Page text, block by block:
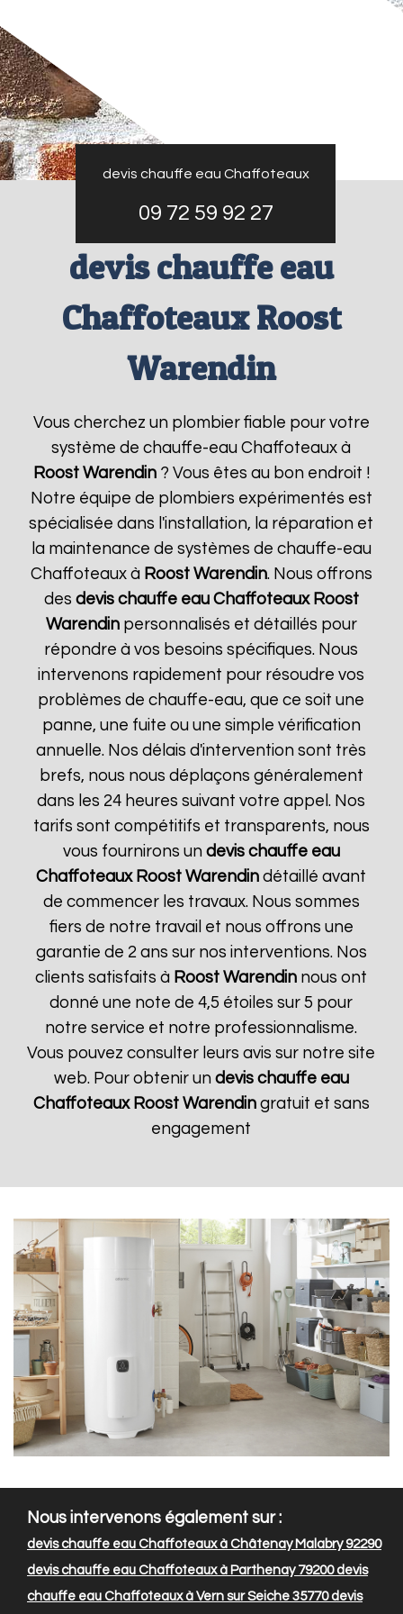
devis chauffe eau Chaffoteaux
09 72 59 92 27
devis chauffe eau
Chaffoteaux Roost
Warendin
Vous cherchez un plombier fiable pour votre
système de chauffe-eau Chaffoteaux à
Roost Warendin? Vous êtes au bon endroit !
Notre équipe de plombiers expérimentés est
spécialisée dans l'installation, la réparation et
la maintenance de systèmes de chauffe-eau
Chaffoteaux à Roost Warendin. Nous offrons
des devis chauffe eau Chaffoteaux Roost
Warendinpersonnalisés et détaillés pour
répondre à vos besoins spécifiques. Nous
intervenons rapidement pour résoudre vos
problèmes de chauffe-eau, que ce soit une
panne, une fuite ou une simple vérification
annuelle. Nos délais d'intervention sont très
brefs, nous nous déplaçons généralement
dans les 24 heures suivant votre appel. Nos
tarifs sont compétitifs et transparents, nous
vous fournirons un devis chauffe eau
Chaffoteaux Roost Warendin détaillé avant
de commencer les travaux. Nous sommes
fiers de notre travail et nous offrons une
garantie de 2 ans sur nos interventions. Nos
clients satisfaits à Roost Warendin nous ont
donné une note de 4,5 étoiles sur 5 pour
notre service et notre professionnalisme.
Vous pouvez consulter leurs avis sur notre site
web. Pour obtenir un devis chauffe eau
Chaffoteaux Roost Warendingratuit et sans
engagement
Nous intervenons également sur :
devis chauffe eau Chaffoteaux à Châtenay Malabry 92290
devis chauffe eau Chaffoteaux à Parthenay 79200devis
chauffe eau Chaffoteaux à Vern sur Seiche 35770devis